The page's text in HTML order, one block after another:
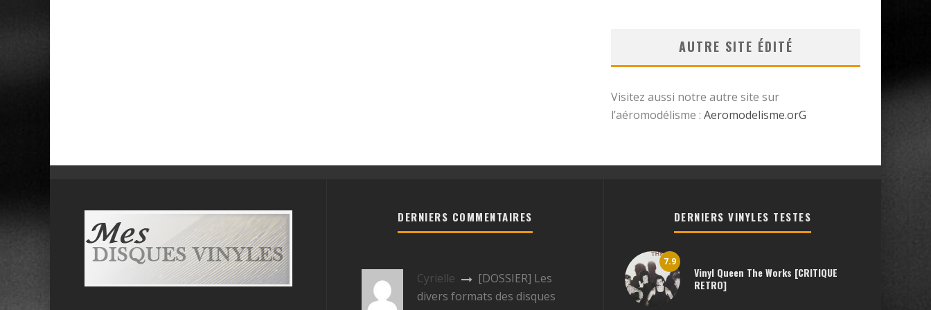
AUTRE SITE ÉDITÉ
Visitez aussi notre autre site sur
l’aéromodélisme : Aeromodelisme.orG
DERNIERS COMMENTAIRES
Cyrielle
[DOSSIER] Les
divers formats des disques
DERNIERS VINYLES TESTES
7.9
Vinyl Queen The Works [CRITIQUE
RETRO]